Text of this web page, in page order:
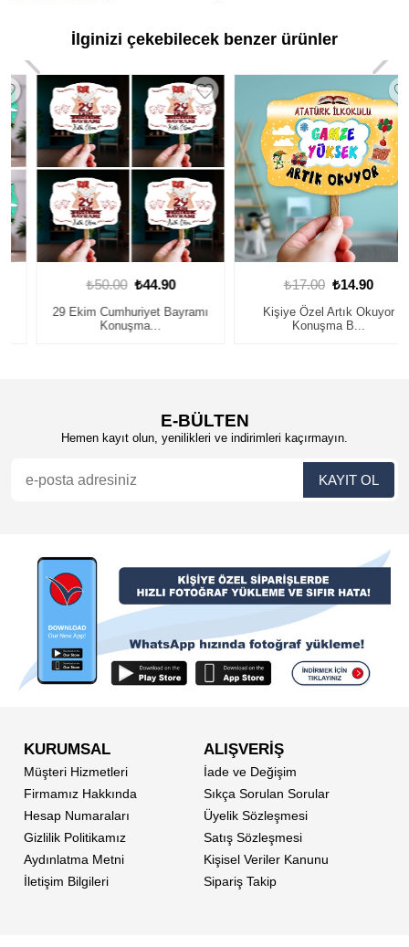
İlginizi çekebilecek benzer ürünler
₺50.00 ₺44.90
29 Ekim Cumhuriyet Bayramı
Konuşma...
₺17.00 ₺14.90
Kişiye Özel Artık Okuyor
Konuşma B...
E-BÜLTEN
Hemen kayıt olun, yenilikleri ve indirimleri kaçırmayın.
KURUMSAL
Müşteri Hizmetleri
Firmamız Hakkında
Hesap Numaraları
Gizlilik Politikamız
Aydınlatma Metni
İletişim Bilgileri
ALIŞVERİŞ
İade ve Değişim
Sıkça Sorulan Sorular
Üyelik Sözleşmesi
Satış Sözleşmesi
Kişisel Veriler Kanunu
Sipariş Takip